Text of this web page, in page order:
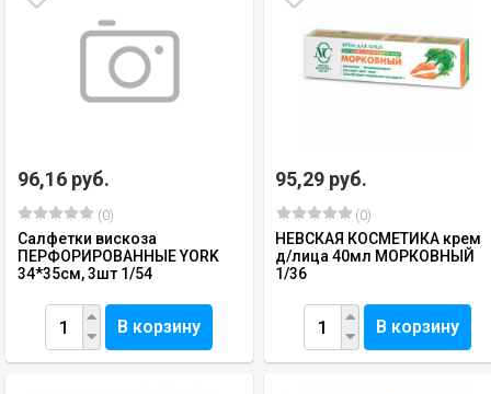
96,16 руб.
(0)
Салфетки вискоза
ПЕРФОРИРОВАННЫЕ YORK
34*35см, 3шт 1/54
В корзину
95,29 руб.
(0)
НЕВСКАЯ КОСМЕТИКА крем
д/лица 40мл МОРКОВНЫЙ
1/36
В корзину